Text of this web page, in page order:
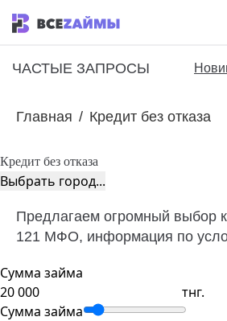
ЧАСТЫЕ ЗАПРОСЫ
Главная / Кредит без отказа
Кредит без отказа
Выбрать город...
Предлагаем огромный выбор
121 МФО, информация по
Сумма займа
тнг.
Сумма займа